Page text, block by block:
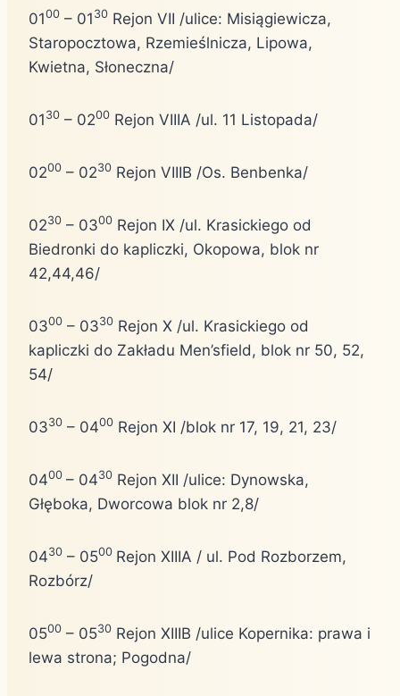
0100 – 01 30 Rejon VII /ulice: Misiągiewicza,
Staropocztowa, Rzemieślnicza, Lipowa,
Kwietna, Słoneczna/
01 30 – 0200 Rejon VIIIA /ul. 11 Listopada/
0200 – 0230 Rejon VIIIB /Os. Benbenka/
0230 – 0300 Rejon IX /ul. Krasickiego od
Biedronki do kapliczki, Okopowa, blok nr
42,44,46/
0300 – 0330 Rejon X /ul. Krasickiego od
kapliczki do Zakładu Men’sfield, blok nr 50, 52,
54/
0330 – 0400 Rejon XI /blok nr 17, 19, 21, 23/
0400 – 0430 Rejon XII /ulice: Dynowska,
Głęboka, Dworcowa blok nr 2,8/
0430 – 0500 Rejon XIIIA / ul. Pod Rozborzem,
Rozbórz/
0500 – 0530 Rejon XIIIB /ulice Kopernika: prawa i
lewa strona; Pogodna/